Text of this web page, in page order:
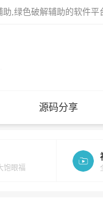
,绿色破解辅助的软件平
源码分享
饱眼福